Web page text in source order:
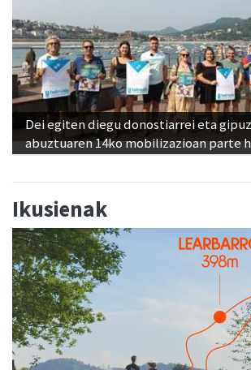
Dei egiten diegu donostiarrei eta
abuztuaren 14ko mobilizazioan parte
Ikusienak